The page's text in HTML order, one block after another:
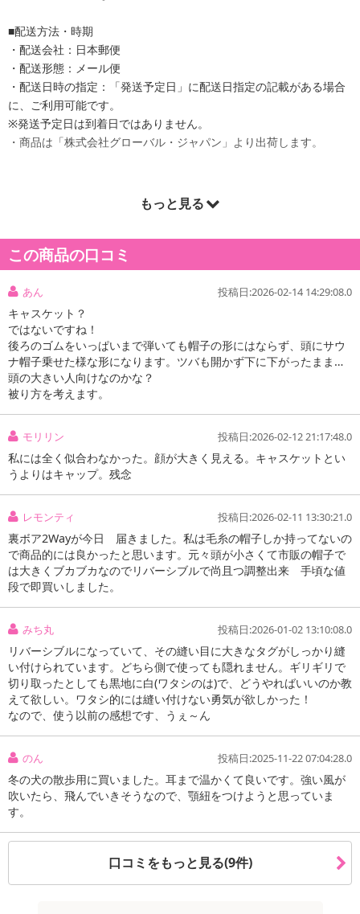
■配送方法・時期
・配送会社：日本郵便
・配送形態：メール便
・配送日時の指定：「発送予定日」に配送日指定の記載がある場合
に、ご利用可能です。
※発送予定日は到着日ではありません。
・商品は「株式会社グローバル・ジャパン」より出荷します。
もっと見る
この商品の口コミ
あん 投稿日:2026-02-14 14:29:08.0
キャスケット？
ではないですね！
後ろのゴムをいっぱいまで弾いても帽子の形にはならず、頭にサウ
ナ帽子乗せた様な形になります。ツバも開かず下に下がったまま…
頭の大きい人向けなのかな？
被り方を考えます。
モリリン 投稿日:2026-02-12 21:17:48.0
私には全く似合わなかった。顔が大きく見える。キャスケットとい
うよりはキャップ。残念
レモンティ 投稿日:2026-02-11 13:30:21.0
裏ボア2Wayが今日 届きました。私は毛糸の帽子しか持ってないの
で商品的には良かったと思います。元々頭が小さくて市販の帽子で
は大きくブカブカなのでリバーシブルで尚且つ調整出来 手頃な値
段で即買いしました。
みち丸 投稿日:2026-01-02 13:10:08.0
リバーシブルになっていて、その縫い目に大きなタグがしっかり縫
い付けられています。どちら側で使っても隠れません。ギリギリで
切り取ったとしても黒地に白(ワタシのは)で、どうやればいいのか教
えて欲しい。ワタシ的には縫い付けない勇気が欲しかった！
なので、使う以前の感想です、うぇ～ん
のん 投稿日:2025-11-22 07:04:28.0
冬の犬の散歩用に買いました。耳まで温かくて良いです。強い風が
吹いたら、飛んでいきそうなので、顎紐をつけようと思っていま
す。
口コミをもっと見る(9件)